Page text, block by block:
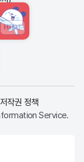
HINT
저작권 정책
Service.